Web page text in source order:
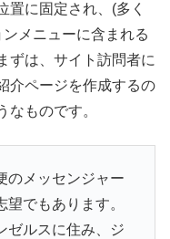
置に固定され、(多く
メニューに含まれる
ずは、サイト訪問者に
介ページを作成するの
なものです。
のメッセンジャー
でもあります。
ゼルスに住み、ジ